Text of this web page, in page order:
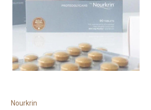
Nourkrin